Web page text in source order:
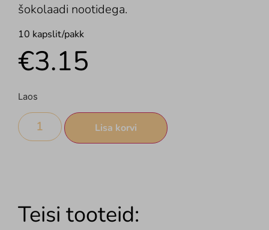
šokolaadi nootidega.
10 kapslit/pakk
€3.15
Laos
Lisa korvi
Teisi tooteid: